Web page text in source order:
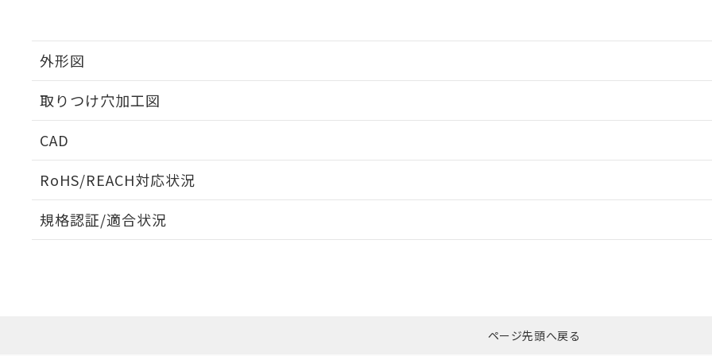
外形図
取りつけ穴加工図
CAD
RoHS/REACH対応状況
EU RoHS 注意事項・凡例
ダウンロードはこちら
規格認証/適合状況
ページ先頭へ戻る